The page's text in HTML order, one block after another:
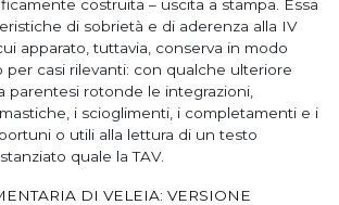
costruita – uscita a stampa. Essa
di sobrietà e di aderenza alla IV
apparato, tuttavia, conserva in modo
per casi rilevanti: con qualche ulteriore
parentesi rotonde le integrazioni,
i scioglimenti, i completamenti e i
o utili alla lettura di un testo
quale la TAV.
DI VELEIA: VERSIONE